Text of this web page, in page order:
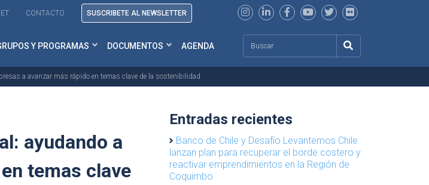
CONTACTO SUSCRIBETE AL NEWSLETTER
Y PROGRAMAS DOCUMENTOS AGENDA
a avanzar más rápido en temas clave de la sostenibilidad
ayudando a
temas clave
Entradas recientes
Banco de Chile y Desafío Levantemos Chile
lanzan plan para recuperar el borde costero y
reactivar emprendimientos en la Región de
Coquimbo